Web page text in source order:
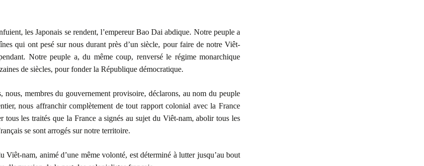
les Japonais se rendent, l’empereur Bao Dai abdique. Notre peuple a
qui ont pesé sur nous durant près d’un siècle, pour faire de notre Viêt-
Notre peuple a, du même coup, renversé le régime monarchique
de siècles, pour fonder la République démocratique.
nous, membres du gouvernement provisoire, déclarons, au nom du peuple
nous affranchir complètement de tout rapport colonial avec la France
tous les traités que la France a signés au sujet du Viêt-nam, abolir tous les
se sont arrogés sur notre territoire.
Viêt-nam, animé d’une même volonté, est déterminé à lutter jusqu’au bout